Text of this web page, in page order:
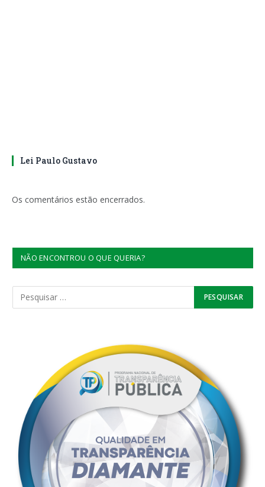
Lei Paulo Gustavo
Os comentários estão encerrados.
NÃO ENCONTROU O QUE QUERIA?